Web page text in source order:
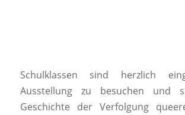
Schulklassen sind herzlich
Ausstellung zu besuchen und
Geschichte der Verfolgung